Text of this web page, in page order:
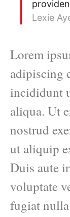
Lexie
Lorem
adipiscing
incididunt
aliqua. Ut
nostrud
ut aliquip
Duis aute
voluptate
fugiat